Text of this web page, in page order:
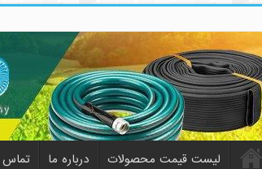
لیست قیمت محصولات درباره ما تماس